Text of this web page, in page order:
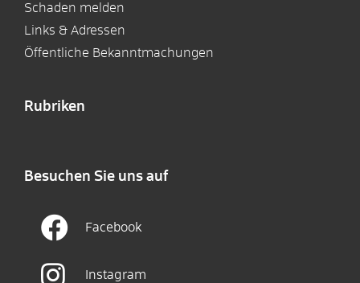
Schaden melden
Links & Adressen
Öffentliche Bekanntmachungen
Rubriken
Besuchen Sie uns auf
Facebook
Instagram